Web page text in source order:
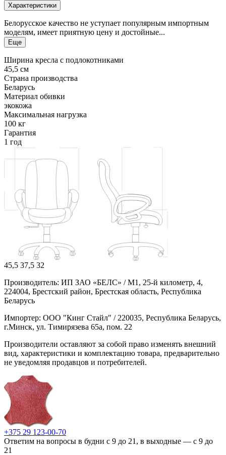
Характеристики
Белорусское качество не уступает популярным импортным
моделям, имеет приятную цену и достойные...
Еще
Ширина кресла с подлокотниками
45,5 см
Страна производства
Беларусь
Материал обивки
экокожа
Максимальная нагрузка
100 кг
Гарантия
1 год
45,5 37,5 32
Производитель: ИП ЗАО «БЕЛС» / М1, 25-й километр, 4,
224004, Брестский район, Брестская область, Республика
Беларусь
Импортер: ООО "Кинг Стайл" / 220035, Республика Беларусь,
г.Минск, ул. Тимирязева 65а, пом. 22
Производители оставляют за собой право изменять внешний
вид, характеристики и комплектацию товара, предварительно
не уведомляя продавцов и потребителей.
+375 29 123-00-70
Ответим на вопросы в будни с 9 до 21, в выходные — с 9 до
21